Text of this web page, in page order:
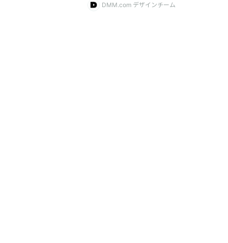
DMM.com デザインチーム